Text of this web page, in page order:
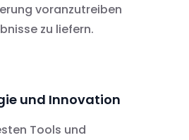
voranzutreiben
zu liefern.
und Innovation
Tools und